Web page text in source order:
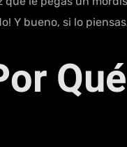
Y bueno, si lo
Qué